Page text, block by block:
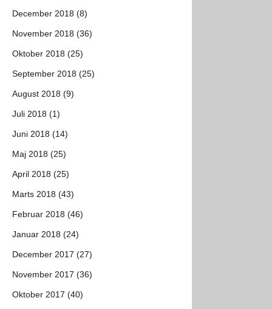
December 2018 (8)
November 2018 (36)
Oktober 2018 (25)
September 2018 (25)
August 2018 (9)
Juli 2018 (1)
Juni 2018 (14)
Maj 2018 (25)
April 2018 (25)
Marts 2018 (43)
Februar 2018 (46)
Januar 2018 (24)
December 2017 (27)
November 2017 (36)
Oktober 2017 (40)